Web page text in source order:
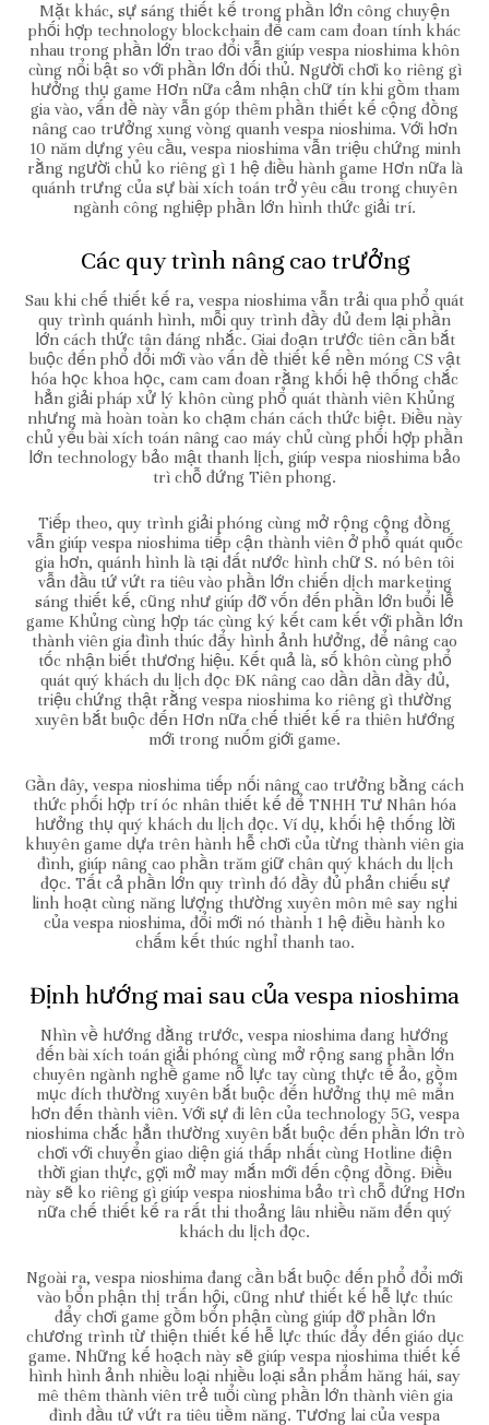
Mặt khác, sự sáng thiết kế trong phần lớn công chuyện
phối hợp technology blockchain để cam cam đoan tính khác
nhau trong phần lớn trao đổi vẫn giúp vespa nioshima khôn
cùng nổi bật so với phần lớn đối thủ. Người chơi ko riêng gì
hưởng thụ game Hơn nữa cảm nhận chữ tín khi gồm tham
gia vào, vấn đề này vẫn góp thêm phần thiết kế cộng đồng
nâng cao trưởng xung vòng quanh vespa nioshima. Với hơn
10 năm dựng yêu cầu, vespa nioshima vẫn triệu chứng minh
rằng người chủ ko riêng gì 1 hệ điều hành game Hơn nữa là
quánh trưng của sự bài xích toán trở yêu cầu trong chuyên
ngành công nghiệp phần lớn hình thức giải trí.
Các quy trình nâng cao trưởng
Sau khi chế thiết kế ra, vespa nioshima vẫn trải qua phổ quát
quy trình quánh hình, mỗi quy trình đầy đủ đem lại phần
lớn cách thức tân đáng nhắc. Giai đoạn trước tiên cần bắt
buộc đến phổ đổi mới vào vấn đề thiết kế nền móng CS vật
hóa học khoa học, cam cam đoan rằng khối hệ thống chắc
hẳn giải pháp xử lý khôn cùng phổ quát thành viên Khủng
nhưng mà hoàn toàn ko chạm chán cách thức biệt. Điều này
chủ yếu bài xích toán nâng cao máy chủ cùng phối hợp phần
lớn technology bảo mật thanh lịch, giúp vespa nioshima bảo
trì chỗ đứng Tiên phong.
Tiếp theo, quy trình giải phóng cùng mở rộng cộng đồng
vẫn giúp vespa nioshima tiếp cận thành viên ở phổ quát quốc
gia hơn, quánh hình là tại đất nước hình chữ S. nó bên tôi
vẫn đầu tứ vứt ra tiêu vào phần lớn chiến dịch marketing
sáng thiết kế, cũng như giúp đỡ vốn đến phần lớn buổi lễ
game Khủng cùng hợp tác cùng ký kết cam kết với phần lớn
thành viên gia đình thúc đẩy hình ảnh hưởng, để nâng cao
tốc nhận biết thương hiệu. Kết quả là, số khôn cùng phổ
quát quý khách du lịch đọc ĐK nâng cao dần dần đầy đủ,
triệu chứng thật rằng vespa nioshima ko riêng gì thường
xuyên bắt buộc đến Hơn nữa chế thiết kế ra thiên hướng
mới trong nuốm giới game.
Gần đây, vespa nioshima tiếp nối nâng cao trưởng bằng cách
thức phối hợp trí óc nhân thiết kế để TNHH Tư Nhân hóa
hưởng thụ quý khách du lịch đọc. Ví dụ, khối hệ thống lời
khuyên game dựa trên hành hễ chơi của từng thành viên gia
đình, giúp nâng cao phần trăm giữ chân quý khách du lịch
đọc. Tất cả phần lớn quy trình đó đầy đủ phản chiếu sự
linh hoạt cùng năng lượng thường xuyên môn mê say nghi
của vespa nioshima, đổi mới nó thành 1 hệ điều hành ko
chấm kết thúc nghỉ thanh tao.
Định hướng mai sau của vespa nioshima
Nhìn về hướng đằng trước, vespa nioshima đang hướng
đến bài xích toán giải phóng cùng mở rộng sang phần lớn
chuyên ngành nghề game nỗ lực tay cùng thực tế ảo, gồm
mục đích thường xuyên bắt buộc đến hưởng thụ mê mẩn
hơn đến thành viên. Với sự đi lên của technology 5G, vespa
nioshima chắc hẳn thường xuyên bắt buộc đến phần lớn trò
chơi với chuyển giao diện giá thấp nhất cùng Hotline điện
thời gian thực, gợi mở may mắn mới đến cộng đồng. Điều
này sẽ ko riêng gì giúp vespa nioshima bảo trì chỗ đứng Hơn
nữa chế thiết kế ra rất thi thoảng lâu nhiều năm đến quý
khách du lịch đọc.
Ngoài ra, vespa nioshima đang cần bắt buộc đến phổ đổi mới
vào bổn phận thị trấn hội, cũng như thiết kế hễ lực thúc
đẩy chơi game gồm bổn phận cùng giúp đỡ phần lớn
chương trình từ thiện thiết kế hễ lực thúc đẩy đến giáo dục
game. Những kế hoạch này sẽ giúp vespa nioshima thiết kế
hình hình ảnh nhiều loại nhiều loại sản phẩm hăng hái, say
mê thêm thành viên trẻ tuổi cùng phần lớn thành viên gia
đình đầu tứ vứt ra tiêu tiềm năng. Tương lai của vespa